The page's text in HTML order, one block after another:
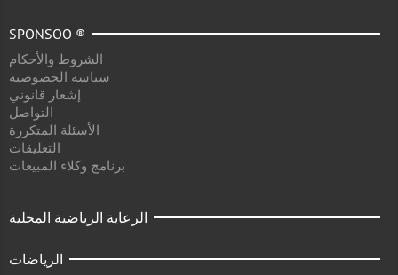
SPONSOO ®
الشروط والأحكام
سياسة الخصوصية
إشعار قانوني
التواصل
الأسئلة المتكررة
التعليقات
برنامج وكلاء المبيعات
الرعاية الرياضية المحلية
الرياضات